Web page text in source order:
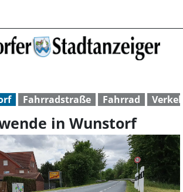
Fahrradstraße Fahrrad
in Wunstorf